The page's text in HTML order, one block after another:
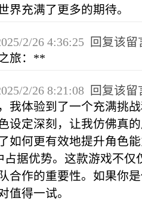
界充满了更多的期待。
2/26 4:36:25
回复该留
旅：**
2/26 8:21:08 回复该留
我体验到了一个充满挑
设定深刻，让我仿佛真
如何更有效地提升角色
占据优势。这款游戏不
合作的重要性。如果你
值得一试。